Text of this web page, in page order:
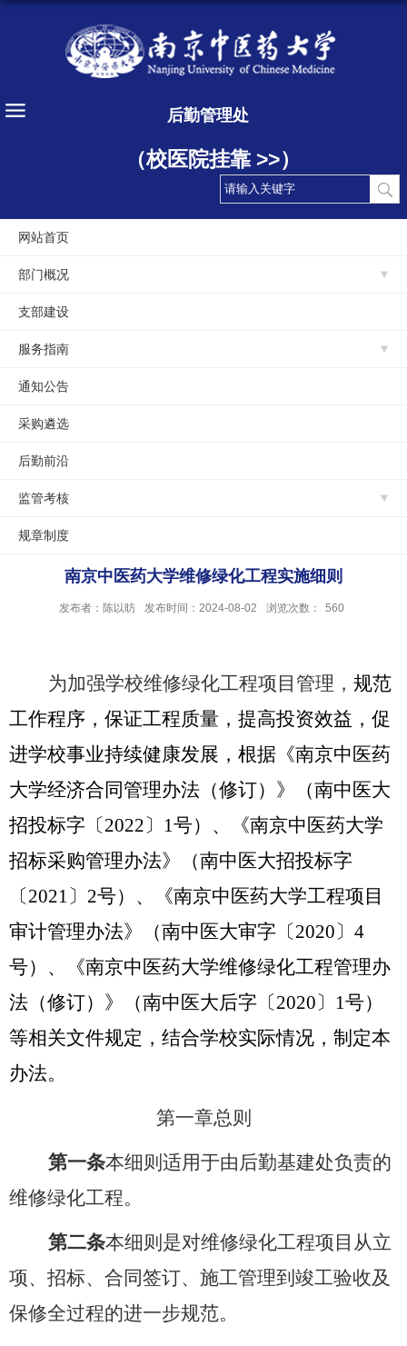
后勤管理处
（校医院挂靠 >>）
网站首页
部门概况
支部建设
服务指南
通知公告
采购遴选
后勤前沿
监管考核
规章制度
南京中医药大学维修绿化工程实施细则
发布者：陈以昉 发布时间：2024-08-02 浏览次数： 560
为加强学校维修绿化工程项目管理， 规范
工作程序，保证工程质量，提高投资效益，促
进学校事业持续健康发展，根据《南京中医药
大学经济合同管理办法（修订）》（南中医大
招投标字〔2022〕 1号）、《南京中医药大学
招标采购管理办法》（南中医大招投标字
〔2021〕 2号）、《南京中医药大学工程项目
审计管理办法》（南中医大审字〔2020〕 4
号）、
《南京中医药大学维修绿化工程管理办
法（修订）》
（南中医大后字〔2020〕 1号）
等相关文件规定，结合学校实际情况，制定本
办法。
第一章总则
第一条本细则适用于由后勤基建处负责的
维修绿化工程。
第二条本细则是对维修绿化工程项目从立
项、招标、合同签订、施工管理到竣工验收及
保修全过程的进一步规范。